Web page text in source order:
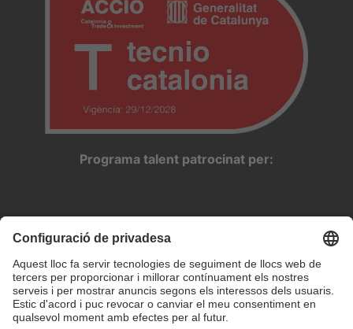
Programa talent patrocinat per: